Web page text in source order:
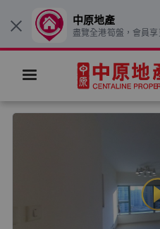
× 中原地產
盡覽全港筍盤，會員享